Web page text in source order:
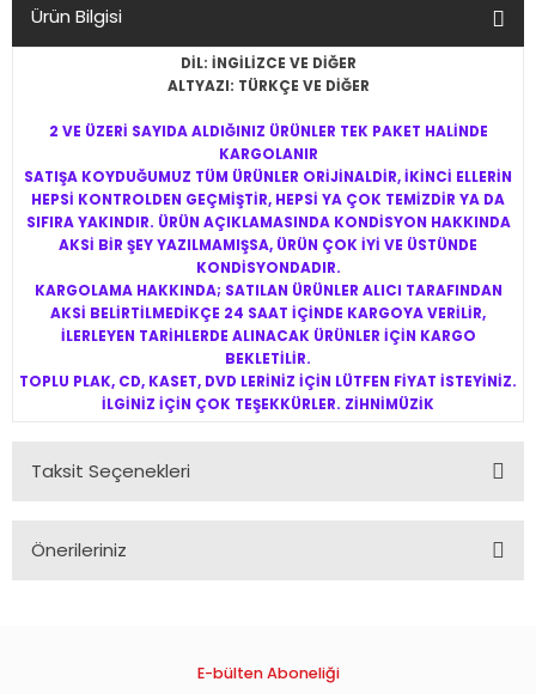
Ürün Bilgisi
DİL: İNGİLİZCE VE DİĞER
ALTYAZI: TÜRKÇE VE DİĞER
2 VE ÜZERİ SAYIDA ALDIĞINIZ ÜRÜNLER TEK PAKET HALİNDE
KARGOLANIR
SATIŞA KOYDUĞUMUZ TÜM ÜRÜNLER ORİJİNALDİR, İKİNCİ ELLERİN
HEPSİ KONTROLDEN GEÇMİŞTİR, HEPSİ YA ÇOK TEMİZDİR YA DA
SIFIRA YAKINDIR. ÜRÜN AÇIKLAMASINDA KONDİSYON HAKKINDA
AKSİ BİR ŞEY YAZILMAMIŞSA, ÜRÜN ÇOK İYİ VE ÜSTÜNDE
KONDİSYONDADIR.
KARGOLAMA HAKKINDA; SATILAN ÜRÜNLER ALICI TARAFINDAN
AKSİ BELİRTİLMEDİKÇE 24 SAAT İÇİNDE KARGOYA VERİLİR,
İLERLEYEN TARİHLERDE ALINACAK ÜRÜNLER İÇİN KARGO
BEKLETİLİR.
TOPLU PLAK, CD, KASET, DVD LERİNİZ İÇİN LÜTFEN FİYAT İSTEYİNİZ.
İLGİNİZ İÇİN ÇOK TEŞEKKÜRLER. ZİHNİMÜZİK
Taksit Seçenekleri
Önerileriniz
Görüş ve önerileriniz için teşekkür ederiz.
E-bülten Aboneliği